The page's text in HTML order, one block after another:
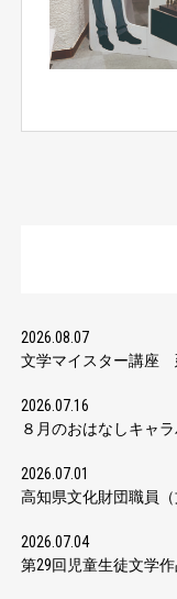
2026.08.07
文学マイスター講座
2026.07.16
８月のおはなしキャ
2026.07.01
高知県文化財団職員
2026.07.04
第29回児童生徒文学